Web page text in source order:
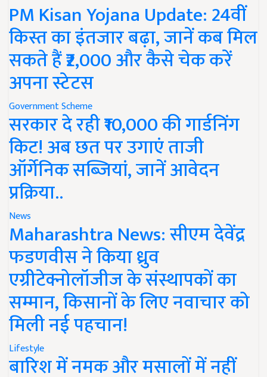
PM Kisan Yojana Update: 24वीं
किस्त का इंतजार बढ़ा, जानें कब मिल
सकते हैं ₹2,000 और कैसे चेक करें
अपना स्टेटस
Government Scheme
सरकार दे रही ₹10,000 की गार्डनिंग
किट! अब छत पर उगाएं ताजी
ऑर्गेनिक सब्जियां, जानें आवेदन
प्रक्रिया..
News
Maharashtra News: सीएम देवेंद्र
फडणवीस ने किया ध्रुव
एग्रीटेक्नोलॉजीज के संस्थापकों का
सम्मान, किसानों के लिए नवाचार को
मिली नई पहचान!
Lifestyle
बारिश में नमक और मसालों में नहीं